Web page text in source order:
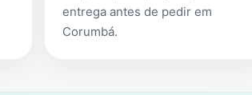
entrega antes de pedir em
Corumbá.